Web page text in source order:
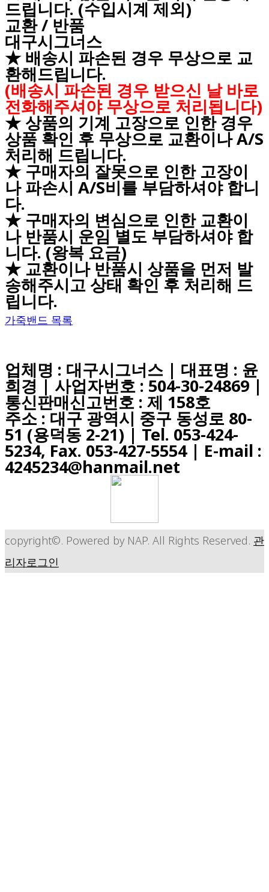
드립니다. (수입시계 제외)
교환 / 반품
대구시그너스
★ 배송시 파손된 경우 무상으로 교
환해드립니다.
(배송시 파손된 경우 받으신 날 바로
전화해주셔야 무상으로 처리됩니다)
★ 상품의 기계 고장으로 인한 경우
상품 확인 후 무상으로 교환이나 A/S
처리해 드립니다.
★ 구매자의 잘못으로 인한 고장이
나 파손시 A/S비를 부담하셔야 합니
다.
★ 구매자의 변심으로 인한 교환이
나 반품시 운임 별도 부담하셔야 합
니다. (왕복 요금)
★ 교환이나 반품시 상품을 먼저 발
송해주시고 상태 확인 후 처리해 드
립니다.
가죽밴드 목록
업체명 : 대구시그너스 | 대표명 : 윤
희경 | 사업자번호 : 504-30-24869 |
통신판매신고번호 : 제 158호
주소 : 대구 광역시 중구 동성로 80-
51 (용덕동 2-21) | Tel. 053-424-
5234, Fax. 053-427-5554| E-mail :
4245234@hanmail.net
copyright©. Powered by NAP. All Rights Reserved. 관
리자로그인